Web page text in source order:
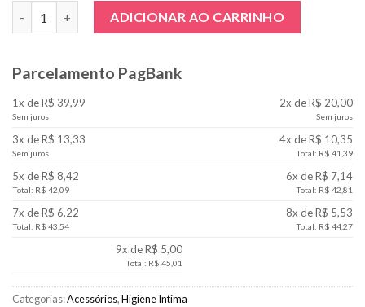
ADICIONAR AO CARRINHO
Parcelamento PagBank
1x de R$ 39,99
Sem juros
2x de R$ 20,00
Sem juros
3x de R$ 13,33
Sem juros
4x de R$ 10,35
Total: R$ 41,39
5x de R$ 8,42
Total: R$ 42,09
6x de R$ 7,14
Total: R$ 42,81
7x de R$ 6,22
Total: R$ 43,54
8x de R$ 5,53
Total: R$ 44,27
9x de R$ 5,00
Total: R$ 45,01
Categorias:Acessórios,Higiene Intima